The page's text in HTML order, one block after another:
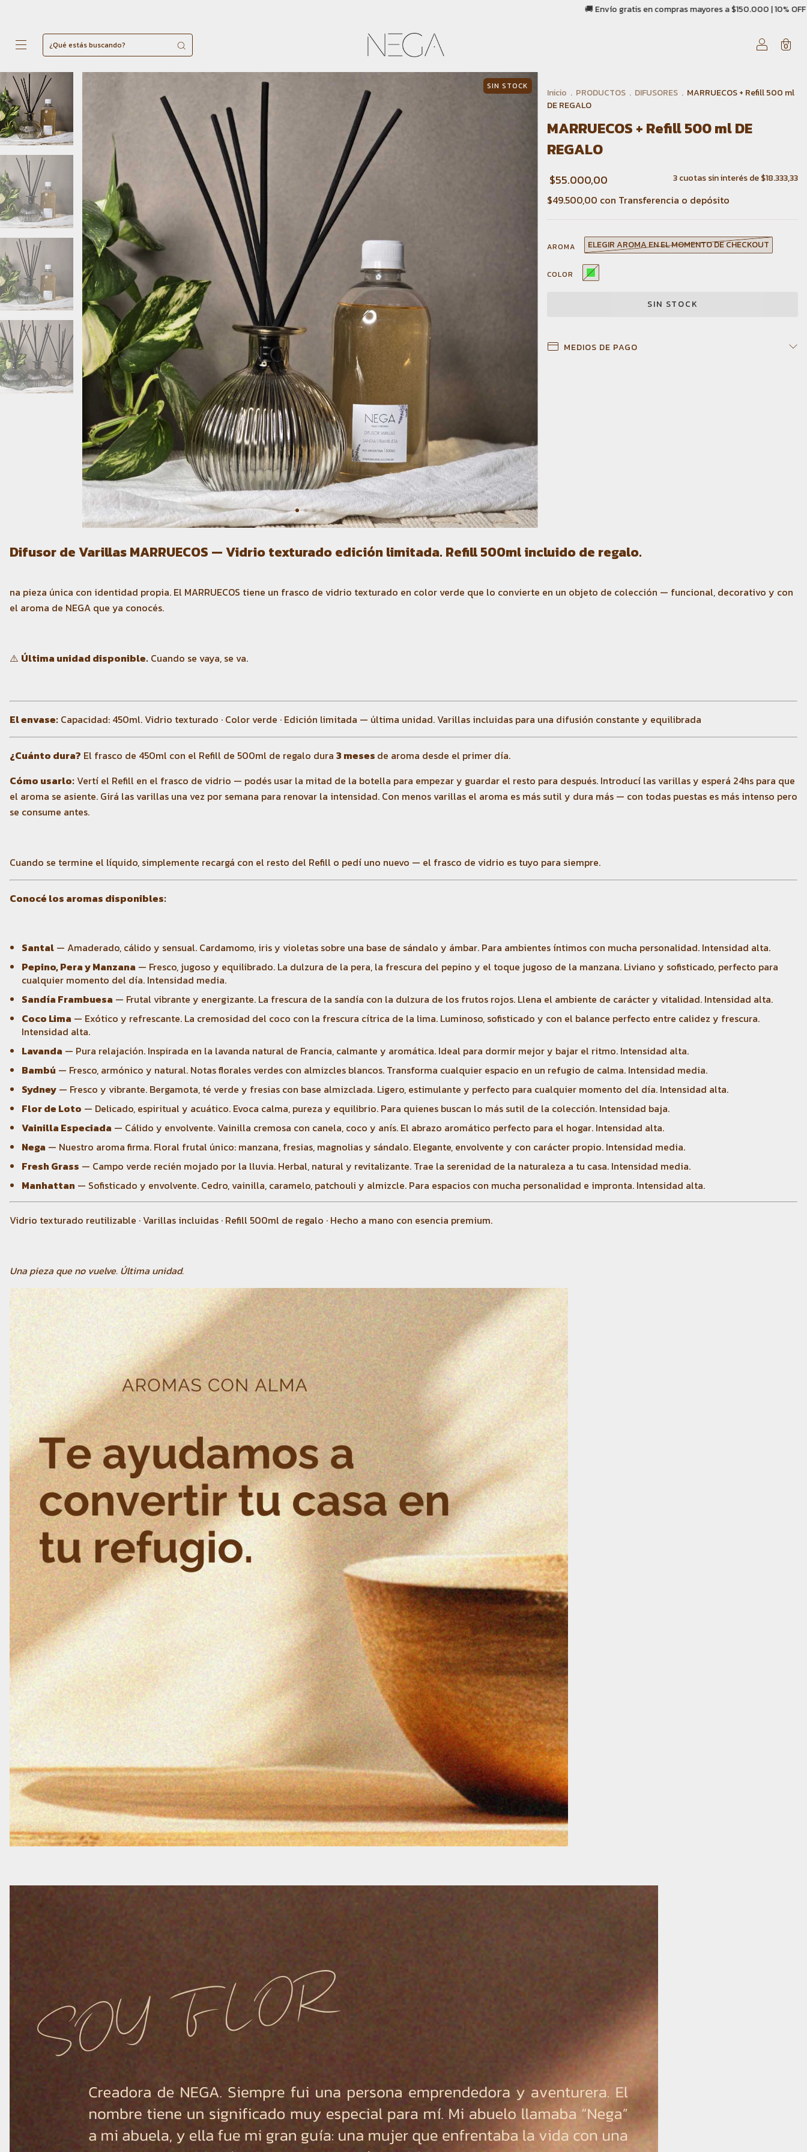
🚚 Envío gratis en compras mayores a $150.000 | 10% OFF con transferencia | 💳 3 cuotas
0
SIN STOCK
Inicio . PRODUCTOS . DIFUSORES . MARRUECOS + Refill 500 ml
DE REGALO
MARRUECOS + Refill 500 ml DE
REGALO
$55.000,00 3cuotas sin interés de$18.333,33
$49.500,00 con Transferencia o depósito
AROMA ELEGIR AROMA EN EL MOMENTO DE CHECKOUT
COLOR
MEDIOS DE PAGO
Difusor de Varillas MARRUECOS — Vidrio texturado edición limitada. Refill 500ml incluido de regalo.
na pieza única con identidad propia. El MARRUECOS tiene un frasco de vidrio texturado en color verde que lo convierte en un objeto de colección — funcional, decorativo y con
el aroma de NEGA que ya conocés.
⚠️ Última unidad disponible. Cuando se vaya, se va.
El envase: Capacidad: 450ml. Vidrio texturado · Color verde · Edición limitada — última unidad. Varillas incluidas para una difusión constante y equilibrada
¿Cuánto dura? El frasco de 450ml con el Refill de 500ml de regalo dura 3 meses de aroma desde el primer día.
Cómo usarlo:Vertí el Refill en el frasco de vidrio — podés usar la mitad de la botella para empezar y guardar el resto para después. Introducí las varillas y esperá 24hs para que
el aroma se asiente. Girá las varillas una vez por semana para renovar la intensidad. Con menos varillas el aroma es más sutil y dura más — con todas puestas es más intenso pero
se consume antes.
Cuando se termine el líquido, simplemente recargá con el resto del Refill o pedí uno nuevo — el frasco de vidrio es tuyo para siempre.
Conocé los aromas disponibles:
Santal — Amaderado, cálido y sensual. Cardamomo, iris y violetas sobre una base de sándalo y ámbar. Para ambientes íntimos con mucha personalidad. Intensidad alta.
Pepino, Pera y Manzana — Fresco, jugoso y equilibrado. La dulzura de la pera, la frescura del pepino y el toque jugoso de la manzana. Liviano y sofisticado, perfecto para
cualquier momento del día. Intensidad media.
Sandía Frambuesa — Frutal vibrante y energizante. La frescura de la sandía con la dulzura de los frutos rojos. Llena el ambiente de carácter y vitalidad. Intensidad alta.
Coco Lima — Exótico y refrescante. La cremosidad del coco con la frescura cítrica de la lima. Luminoso, sofisticado y con el balance perfecto entre calidez y frescura.
Intensidad alta.
Lavanda — Pura relajación. Inspirada en la lavanda natural de Francia, calmante y aromática. Ideal para dormir mejor y bajar el ritmo. Intensidad alta.
Bambú — Fresco, armónico y natural. Notas florales verdes con almizcles blancos. Transforma cualquier espacio en un refugio de calma. Intensidad media.
Sydney — Fresco y vibrante. Bergamota, té verde y fresias con base almizclada. Ligero, estimulante y perfecto para cualquier momento del día. Intensidad alta.
Flor de Loto — Delicado, espiritual y acuático. Evoca calma, pureza y equilibrio. Para quienes buscan lo más sutil de la colección. Intensidad baja.
Vainilla Especiada — Cálido y envolvente. Vainilla cremosa con canela, coco y anís. El abrazo aromático perfecto para el hogar. Intensidad alta.
Nega — Nuestro aroma firma. Floral frutal único: manzana, fresias, magnolias y sándalo. Elegante, envolvente y con carácter propio. Intensidad media.
Fresh Grass — Campo verde recién mojado por la lluvia. Herbal, natural y revitalizante. Trae la serenidad de la naturaleza a tu casa. Intensidad media.
Manhattan — Sofisticado y envolvente. Cedro, vainilla, caramelo, patchouli y almizcle. Para espacios con mucha personalidad e impronta. Intensidad alta.
Vidrio texturado reutilizable · Varillas incluidas · Refill 500ml de regalo · Hecho a mano con esencia premium.
Una pieza que no vuelve. Última unidad.